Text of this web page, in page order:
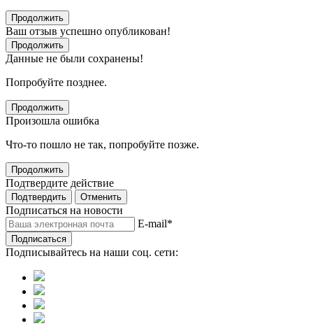
Продолжить
Ваш отзыв успешно опубликован!
Продолжить
Данные не были сохранены!
Попробуйте позднее.
Продолжить
Произошла ошибка
Что-то пошло не так, попробуйте позже.
Продолжить
Подтвердите действие
Подтвердить Отменить
Подписаться на новости
E-mail*
Подписаться
Подписывайтесь на наши соц. сети: